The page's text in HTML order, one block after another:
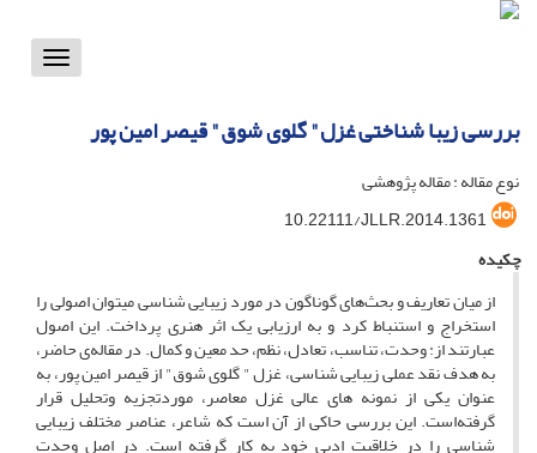
Toggle
بررسی زیبا شناختی غزل" گلوی شوق" قیصر امین پور
نوع مقاله : مقاله پژوهشی
10.22111/JLLR.2014.1361
چکیده
از میان تعاریف و بحث‌های گوناگون در مورد زیبایی شناسی می­توان اصولی را
استخراج و استنباط کرد و به ارزیابی یک اثر هنری پرداخت. این اصول
عبارتند از: وحدت، تناسب، تعادل، نظم، حد معین و کمال. در مقاله‌ی حاضر،
به هدف نقد عملی زیبایی شناسی، غزل " گلوی شوق" از قیصر امین پور، به
عنوان یکی از نمونه های عالی غزل معاصر، موردتجزیه وتحلیل قرار
گرفته‌است. این بررسی حاکی از آن است که شاعر، عناصر مختلف زیبایی
شناسی را در خلاقیت ادبی خود به کار گرفته است. در اصل وحدت